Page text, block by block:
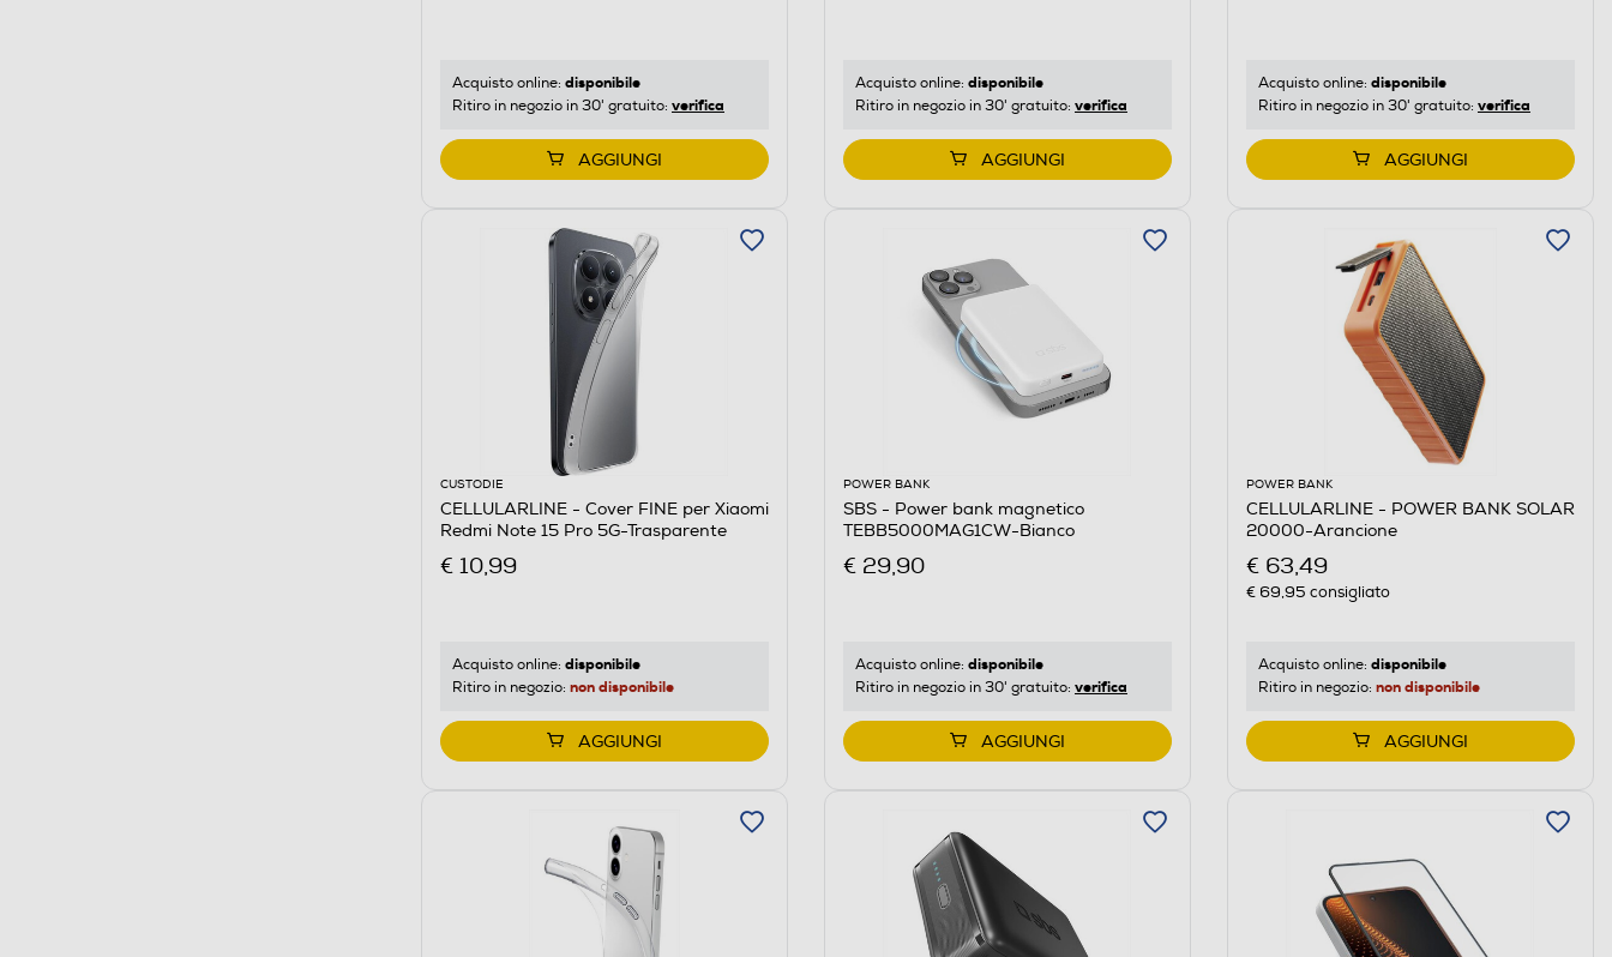
Acquisto online: disponibile
Ritiro in negozio in 30' gratuito: verifica
AGGIUNGI
Acquisto online: disponibile
Ritiro in negozio in 30' gratuito: verifica
AGGIUNGI
Acquisto online: disponibile
Ritiro in negozio in 30' gratuito: verifica
AGGIUNGI
CUSTODIE
CELLULARLINE - Cover FINE per Xiaomi
Redmi Note 15 Pro 5G-Trasparente
€ 10,99
Acquisto online: disponibile
Ritiro in negozio: non disponibile
AGGIUNGI
POWER BANK
SBS - Power bank magnetico
TEBB5000MAG1CW-Bianco
€ 29,90
Acquisto online: disponibile
Ritiro in negozio in 30' gratuito: verifica
AGGIUNGI
POWER BANK
CELLULARLINE - POWER BANK SOLAR
20000-Arancione
€ 63,49
€ 69,95 consigliato
Acquisto online: disponibile
Ritiro in negozio: non disponibile
AGGIUNGI